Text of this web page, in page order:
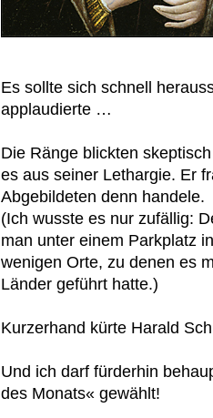
Es sollte sich schnell
applaudierte …
Die Ränge blickten
es aus seiner Lethargie. Er
Abgebildeten denn handele.
(Ich wusste es nur zufällig:
man unter einem Parkplatz
wenigen Orte, zu denen es
Länder geführt hatte.)
Kurzerhand kürte Harald
Und ich darf fürderhin
des Monats« gewählt!